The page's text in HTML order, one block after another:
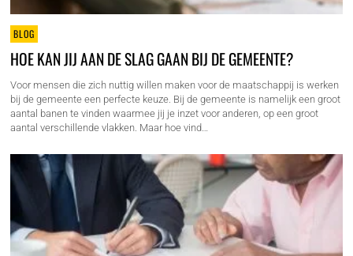
BLOG
HOE KAN JIJ AAN DE SLAG GAAN BIJ DE GEMEENTE?
Voor mensen die zich nuttig willen maken voor de maatschappij is werken
bij de gemeente een perfecte keuze. Bij de gemeente is namelijk een groot
aantal banen te vinden waarmee jij je inzet voor anderen, op een groot
aantal verschillende vlakken. Maar hoe vind…